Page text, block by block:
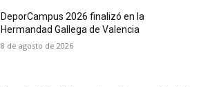
DeporCampus 2026 finalizó en la
Hermandad Gallega de Valencia
8 de agosto de 2026